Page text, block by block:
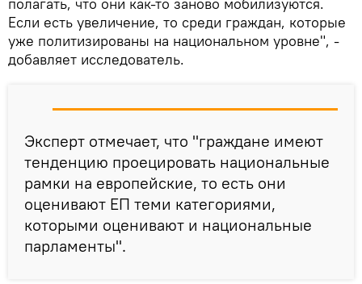
полагать, что они как-то заново мобилизуются.
Если есть увеличение, то среди граждан, которые
уже политизированы на национальном уровне", -
добавляет исследователь.
Эксперт отмечает, что "граждане имеют
тенденцию проецировать национальные
рамки на европейские, то есть они
оценивают ЕП теми категориями,
которыми оценивают и национальные
парламенты".